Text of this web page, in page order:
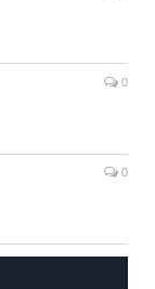
0
0